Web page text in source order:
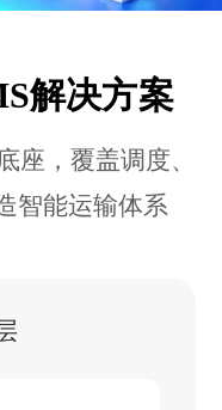
解决方案
座，覆盖调度、
智能运输体系